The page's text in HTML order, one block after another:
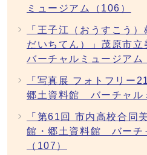
ミュージアム（106）
「王子江（おうすこう
だいちてん）」茂原市
バーチャルミュージアム
「写真展 フォトフリー
郷土資料館 バーチャル
「第61回 市内高校合同
館・郷土資料館 バーチ
（107）